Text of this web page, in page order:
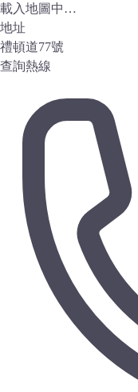
載入地圖中…
地址
禮頓道77號
查詢熱線